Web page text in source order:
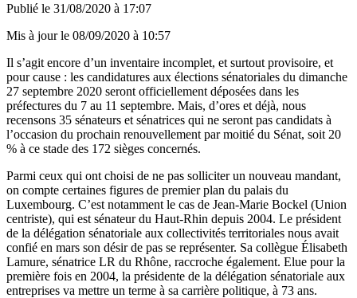
Publié le 31/08/2020 à 17:07
Mis à jour le 08/09/2020 à 10:57
Il s’agit encore d’un inventaire incomplet, et surtout provisoire, et
pour cause : les candidatures aux élections sénatoriales du dimanche
27 septembre 2020 seront officiellement déposées dans les
préfectures du 7 au 11 septembre. Mais, d’ores et déjà, nous
recensons 35 sénateurs et sénatrices qui ne seront pas candidats à
l’occasion du prochain renouvellement par moitié du Sénat, soit 20
% à ce stade des 172 sièges concernés.
Parmi ceux qui ont choisi de ne pas solliciter un nouveau mandant,
on compte certaines figures de premier plan du palais du
Luxembourg. C’est notamment le cas de Jean-Marie Bockel (Union
centriste), qui est sénateur du Haut-Rhin depuis 2004. Le président
de la délégation sénatoriale aux collectivités territoriales nous avait
confié en mars son désir de pas se représenter. Sa collègue Élisabeth
Lamure, sénatrice LR du Rhône, raccroche également. Elue pour la
première fois en 2004, la présidente de la délégation sénatoriale aux
entreprises va mettre un terme à sa carrière politique, à 73 ans.